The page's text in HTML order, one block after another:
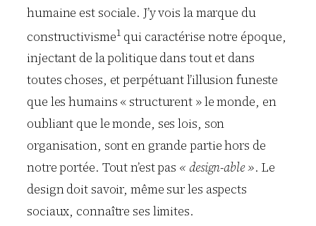
humaine est sociale. J’y vois la marque du
constructivisme1 qui caractérise notre époque,
injectant de la politique dans tout et dans
toutes choses, et perpétuant l’illusion funeste
que les humains « structurent » le monde, en
oubliant que le monde, ses lois, son
organisation, sont en grande partie hors de
notre portée. Tout n’est pas « design-able ». Le
design doit savoir, même sur les aspects
sociaux, connaître ses limites.